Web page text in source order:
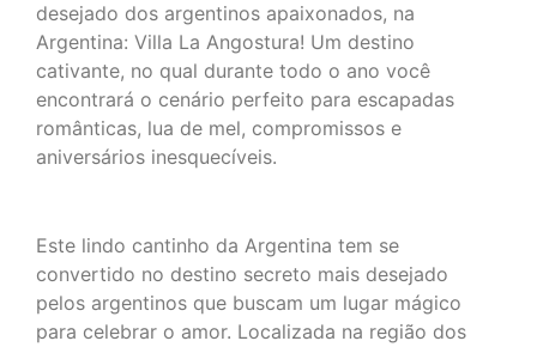
desejado dos argentinos apaixonados, na
Argentina: Villa La Angostura! Um destino
cativante, no qual durante todo o ano você
encontrará o cenário perfeito para escapadas
românticas, lua de mel, compromissos e
aniversários inesquecíveis.
Este lindo cantinho da Argentina tem se
convertido no destino secreto mais desejado
pelos argentinos que buscam um lugar mágico
para celebrar o amor. Localizada na região dos